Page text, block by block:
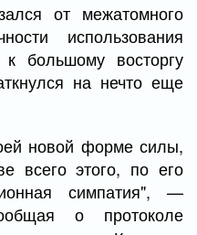
от межатомного
использования
большому восторгу
на нечто еще
новой форме силы,
всего этого, по его
симпатия", —
о протоколе